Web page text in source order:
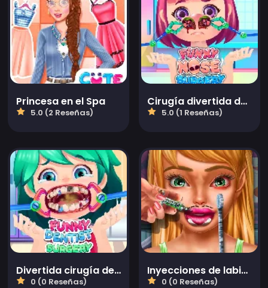
Princesa en el Spa
5.0 (2 Reseñas)
Cirugía divertida de la nariz
5.0 (1 Reseñas)
Divertida cirugía dental
0 (0 Reseñas)
Inyecciones de labios de hada
0 (0 Reseñas)